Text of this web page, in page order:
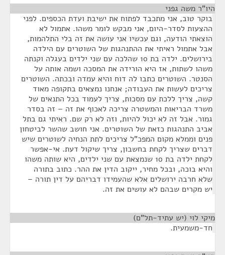
היו"ר משה גפני
בוקר טוב, אני מתכבד לפתוח את ישיבת ועדת הכספים. לפני
ההצעות לסדר-היום, אני מבקש לומר משהו. אתמול לא
הוצאתי הודעה, וגם עכשיו אני עושה את זה בלי התלהמות,
אבל אתמול ראיתי את ההתנהגות של השוטרים עם הילדה
בירושלים. ילדה בת 10 שהלכה עם שני ילדים בעגלה וקנתה
משהו לשתות, אז היא הורידה את המסכה ושמה אותה על
הסנטר. השוטרים כתבו לה דוח והיא עמדה ובכתה. השוטרים
צריכים לעשות את העבודה; אנחנו נמצאים בתקופה מאוד
קשה, צריך ללכת עם מסכות, צריך לעמוד בכל התנאים של
משרד הבריאות והמשטרה צריכה לאכוף את זה – זה בסדר
גמור. אבל זה לא יכול להיות, וזה לא רק שם. ראיתי גם בתל
אביב התנהגות כזאת של השוטרים. אני חושב שהשר לביטחון
פנים וממלא מקום המפכ"ל צריכים לתת הנחיה לשוטרים שיש
דברים שצריך לקחת בחשבון, צריך שיקול דעת. אי-אפשר
לקחת ילדה בת 10 שנמצאת עם שני ילדים, היא שותה משהו
והיא בוכה, ובכל מחיר, ייקוב הדין את ההר. כתוב בתורה
שלא חרבה ירושלים אלא שהעמידו דבריהם על דין תורה –
יש מקרים שבהם לא עושים את זה.
מיקי לוי (יש עתיד-תל"ם)
חד-משמעית.